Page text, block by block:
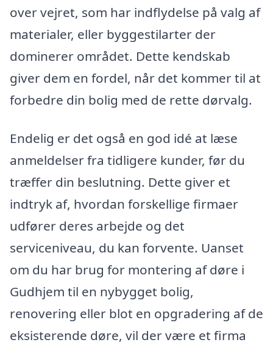
over vejret, som har indflydelse på valg af
materialer, eller byggestilarter der
dominerer området. Dette kendskab
giver dem en fordel, når det kommer til at
forbedre din bolig med de rette dørvalg.
Endelig er det også en god idé at læse
anmeldelser fra tidligere kunder, før du
træffer din beslutning. Dette giver et
indtryk af, hvordan forskellige firmaer
udfører deres arbejde og det
serviceniveau, du kan forvente. Uanset
om du har brug for montering af døre i
Gudhjem til en nybygget bolig,
renovering eller blot en opgradering af de
eksisterende døre, vil der være et firma